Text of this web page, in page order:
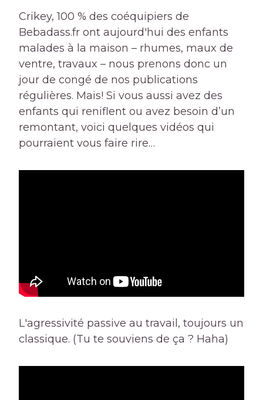
Crikey, 100 % des coéquipiers de
Bebadass.fr ont aujourd'hui des enfants
malades à la maison – rhumes, maux de
ventre, travaux – nous prenons donc un
jour de congé de nos publications
régulières. Mais! Si vous aussi avez des
enfants qui reniflent ou avez besoin d’un
remontant, voici quelques vidéos qui
pourraient vous faire rire…
L'agressivité passive au travail, toujours un
classique. (Tu te souviens de ça ? Haha)